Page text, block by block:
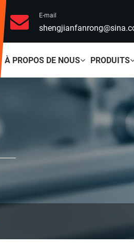
E-mail
À PROPOS DE NOUS PRODUITS